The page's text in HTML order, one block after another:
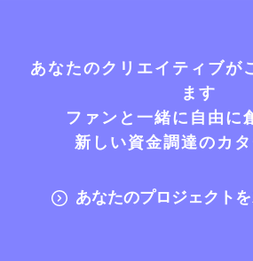
あなたのクリエイティブが
ます
ファンと一緒に自由に
新しい資金調達のカ
あなたのプロジェクト